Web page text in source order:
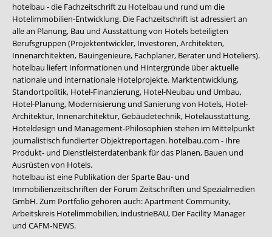
hotelbau - die Fachzeitschrift zu Hotelbau und rund um die
Hotelimmobilien-Entwicklung. Die Fachzeitschrift ist adressiert an
alle an Planung, Bau und Ausstattung von Hotels beteiligten
Berufsgruppen (Projektentwickler, Investoren, Architekten,
Innenarchitekten, Bauingenieure, Fachplaner, Berater und Hoteliers).
hotelbau liefert Informationen und Hintergründe über aktuelle
nationale und internationale Hotelprojekte. Marktentwicklung,
Standortpolitik, Hotel-Finanzierung, Hotel-Neubau und Umbau,
Hotel-Planung, Modernisierung und Sanierung von Hotels, Hotel-
Architektur, Innenarchitektur, Gebäudetechnik, Hotelausstattung,
Hoteldesign und Management-Philosophien stehen im Mittelpunkt
journalistisch fundierter Objektreportagen. hotelbau.com - Ihre
Produkt- und Dienstleisterdatenbank für das Planen, Bauen und
Ausrüsten von Hotels.
hotelbau ist eine Publikation der Sparte Bau- und
Immobilienzeitschriften der Forum Zeitschriften und Spezialmedien
GmbH. Zum Portfolio gehören auch:Apartment Community,
Arbeitskreis Hotelimmobilien, industrieBAU, Der Facility Manager
und CAFM-NEWS.